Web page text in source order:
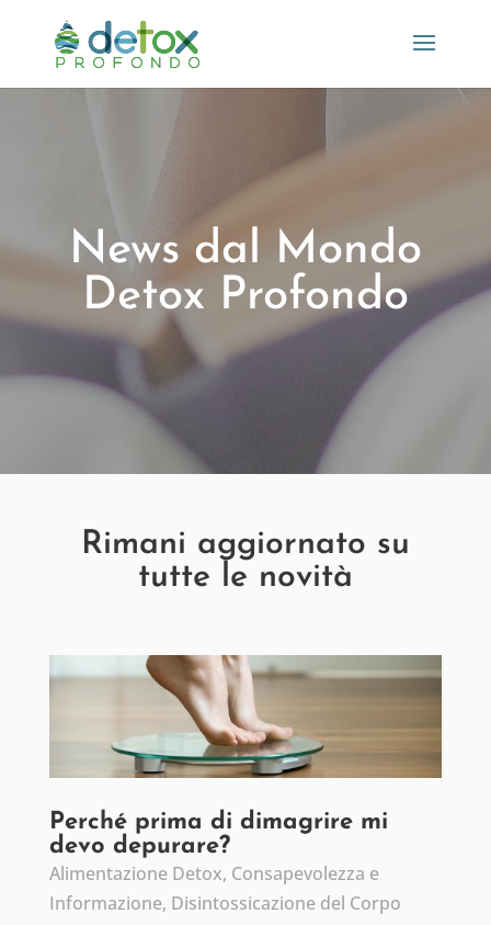
News dal Mondo
Detox Profondo
Rimani aggiornato su
tutte le novità
Perché prima di dimagrire mi
devo depurare?
Alimentazione Detox, Consapevolezza e
Informazione, Disintossicazione del Corpo